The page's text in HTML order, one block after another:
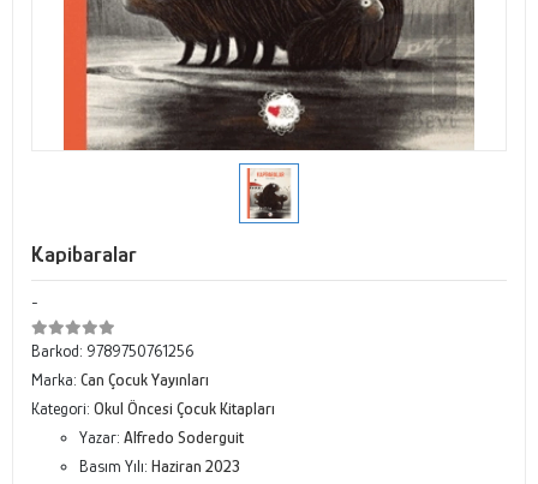
Kapibaralar
-
Barkod: 9789750761256
Marka: Can Çocuk Yayınları
Kategori: Okul Öncesi Çocuk Kitapları
Yazar: Alfredo Soderguit
Basım Yılı: Haziran 2023